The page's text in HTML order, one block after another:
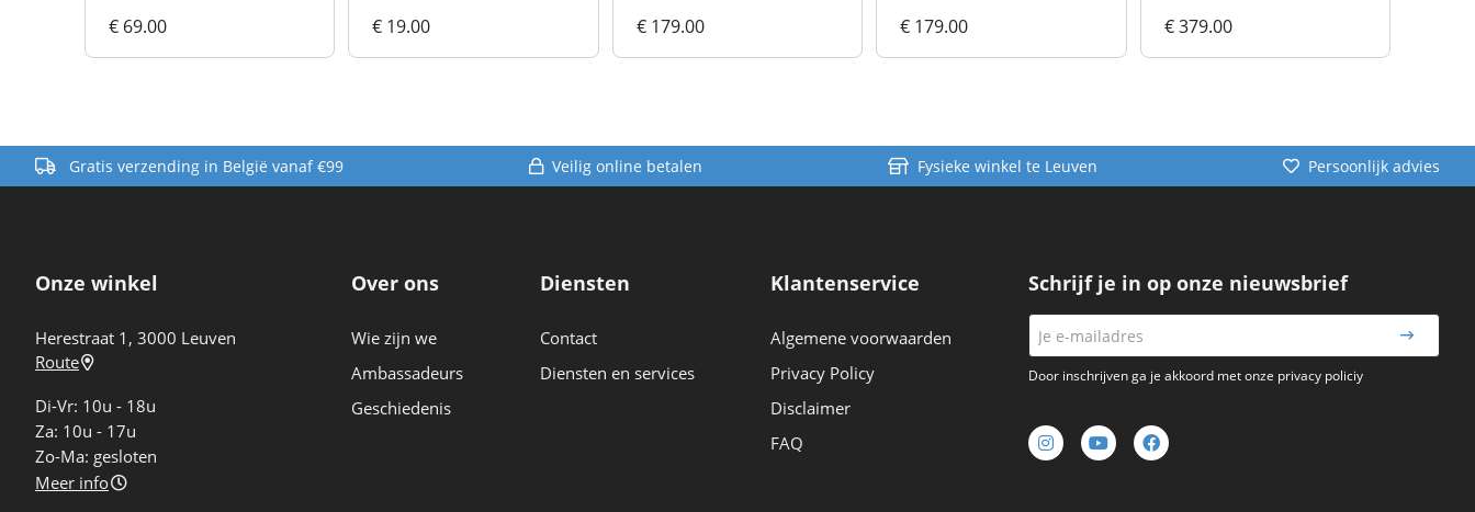
€ 69.00 € 19.00
€ 179.00
€ 179.00
€ 379.00
Gratis verzending in België vanaf €99 Veilig online betalen Fysieke winkel te Leuven Persoonlijk advies
Onze winkel
Herestraat 1, 3000 Leuven
Route
Di-Vr: 10u - 18u
Za: 10u - 17u
Zo-Ma: gesloten
Meer info
Over ons
Wie zijn we
Ambassadeurs
Geschiedenis
Diensten
Contact
Diensten en services
Klantenservice
Algemene voorwaarden
Privacy Policy
Disclaimer
FAQ
Schrijf je in op onze nieuwsbrief
Door inschrijven ga je akkoord met onze privacy policiy